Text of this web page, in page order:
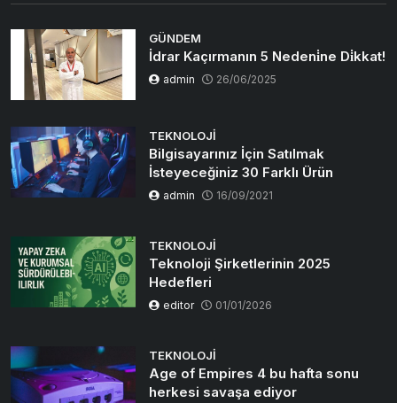
GÜNDEM
İdrar Kaçırmanın 5 Nedeni̇ne Di̇kkat!
admin 26/06/2025
TEKNOLOJI
Bilgisayarınız İçin Satılmak
İsteyeceğiniz 30 Farklı Ürün
admin 16/09/2021
TEKNOLOJI
Teknoloji Şirketlerinin 2025
Hedefleri
editor 01/01/2026
TEKNOLOJI
Age of Empires 4 bu hafta sonu
herkesi savaşa ediyor